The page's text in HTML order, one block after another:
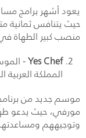
يعود أشهر برامج
حيث يتنافس ثمانية
منصب كبير الطهاة
Yes Chef
المملكة العربية
موسم جديد من
مورفي، حيث يدعو
وتوجيههم